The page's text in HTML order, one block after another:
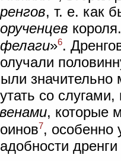
, т. е. как
фелаги»6.
со
, которые
7, особенно